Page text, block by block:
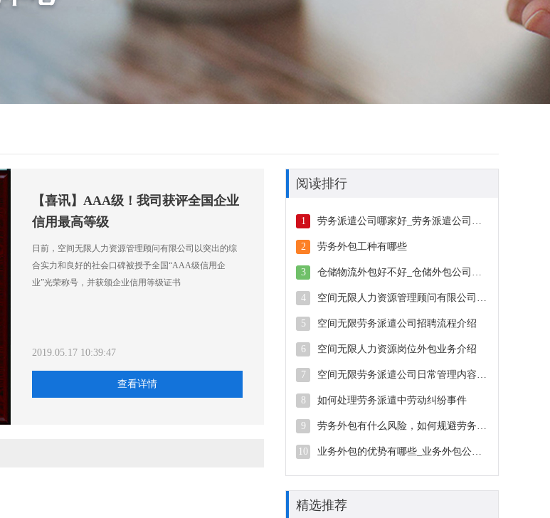
【喜讯】AAA级！我司获评全国企业
信用最高等级
日前，空间无限人力资源管理顾问有限公司以突出的综
合实力和良好的社会口碑被授予全国“AAA级信用企
业”光荣称号，并获颁企业信用等级证书
2019.05.17 10:39:47
查看详情
阅读排行
1 劳务派遣公司哪家好_劳务派遣公司哪家靠谱
2 劳务外包工种有哪些
3 仓储物流外包好不好_仓储外包公司哪家好
4 空间无限人力资源管理顾问有限公司建立劳动关系业务介绍
5 空间无限劳务派遣公司招聘流程介绍
6 空间无限人力资源岗位外包业务介绍
7 空间无限劳务派遣公司日常管理内容介绍
8 如何处理劳务派遣中劳动纠纷事件
9 劳务外包有什么风险，如何规避劳务外包风险
10 业务外包的优势有哪些_业务外包公司选哪家好
精选推荐